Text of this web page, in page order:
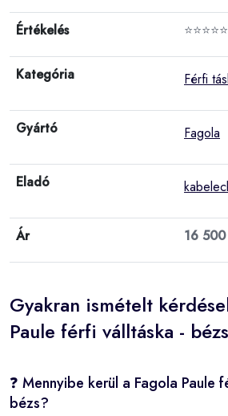
Értékelés ⭐⭐⭐⭐⭐
Kategória Férfi
Gyártó Fagola
Eladó
Ár 16 500
Gyakran ismételt
Paule férfi válltáska -
❓ Mennyibe kerül a Fagola Paule
bézs?